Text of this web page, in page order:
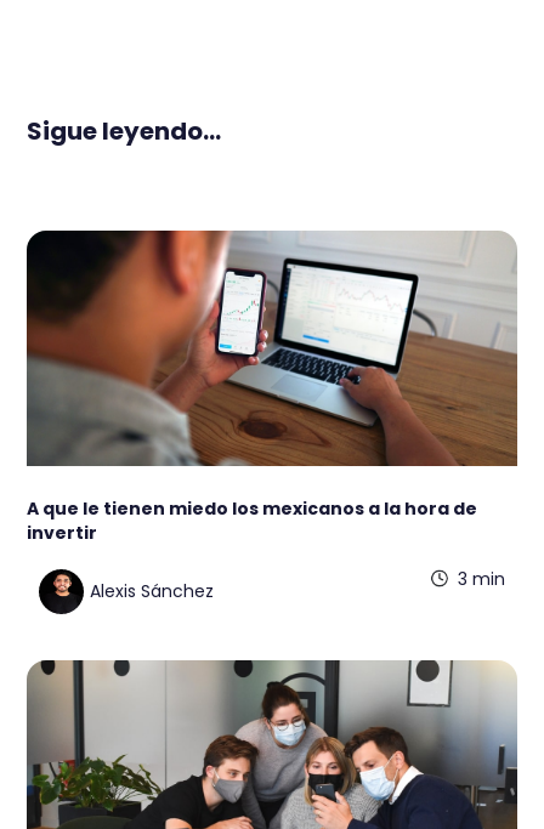
Sigue leyendo...
A que le tienen miedo los mexicanos a la hora de
invertir
Alexis Sánchez
3 min